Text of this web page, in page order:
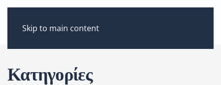
Skip to main content
Κατηγορίες